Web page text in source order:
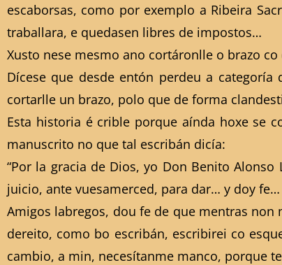
escaborsas, como por exemplo a Ribeira
traballara, e quedasen libres de impostos…
Xusto nese mesmo ano cortáronlle o brazo
Dícese que desde entón perdeu a
cortarlle un brazo, polo que de forma
Esta historia é crible porque aínda hoxe se
manuscrito no que tal escribán dicía:
“Por la gracia de Dios, yo Don Benito
juicio, ante vuesamerced, para dar… y doy
Amigos labregos, dou fe de que mentras
dereito, como bo escribán, escribirei co
cambio, a min, necesítanme manco, porque